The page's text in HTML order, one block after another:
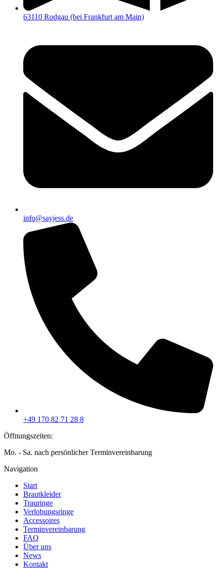
63110 Rodgau (bei Frankfurt am Main)
info@sayjess.de
+49 170 82 71 28 8
Öffnungszeiten:
Mo. - Sa. nach persönlicher Terminvereinbarung
Navigation
Start
Brautkleider
Trauringe
Verlobungsringe
Accessoires
Terminvereinbarung
FAQ
Über uns
News
Kontakt